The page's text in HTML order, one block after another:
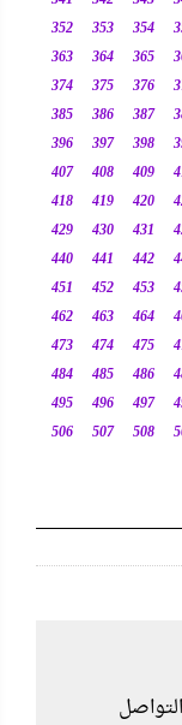
352
353 354
363
364 365
374
375 376
385
386 387
396
397 398
407
408 409
418
419 420
429
430 431
440
441 442
451
452 453
462
463 464
473
474 475
484
485 486
495
496 497
506
507 508